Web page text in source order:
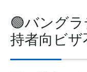
🟢バング
持者向ビザ